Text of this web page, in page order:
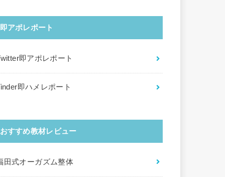
即アポレポート
即アポレポート
即ハメレポート
おすすめ教材レビュー
田式オーガズム整体